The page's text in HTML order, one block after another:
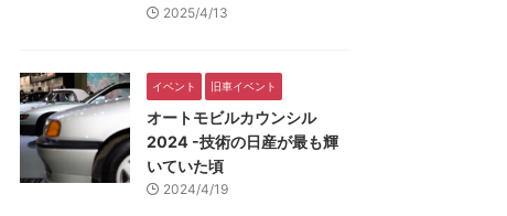
2025/4/13
イベント 旧車イベント
オートモビルカウンシル
2024 -技術の日産が最も輝
いていた頃
2024/4/19